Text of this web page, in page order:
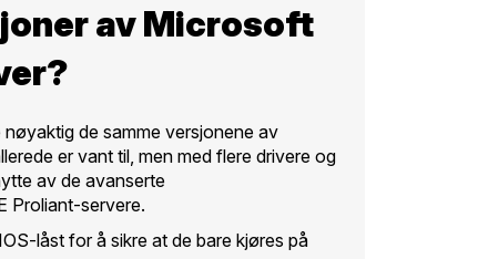
av Microsoft
nøyaktig de samme versjonene av
er vant til, men med flere drivere og
av de avanserte
Proliant-servere.
låst for å sikre at de bare kjøres på